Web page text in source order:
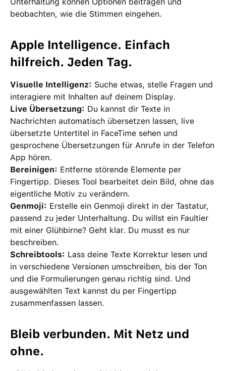
beobachten, wie die Stimmen eingehen.
Apple Intelligence. Einfach
hilfreich. Jeden Tag.
Visuelle Intelligenz: Suche etwas, stelle Fragen und
interagiere mit Inhalten auf deinem Display.
Live Übersetzung: Du kannst dir Texte in
Nachrichten automatisch übersetzen lassen, live
übersetzte Untertitel in FaceTime sehen und
gesprochene Übersetzungen für Anrufe in der Telefon
App hören.
Bereinigen: Entferne störende Elemente per
Fingertipp. Dieses Tool bearbeitet dein Bild, ohne das
eigentliche Motiv zu verändern.
Genmoji: Erstelle ein Genmoji direkt in der Tastatur,
passend zu jeder Unterhaltung. Du willst ein Faultier
mit einer Glühbirne? Geht klar. Du musst es nur
beschreiben.
Schreibtools: Lass deine Texte Korrektur lesen und
in verschiedene Versionen umschreiben, bis der Ton
und die Formulierungen genau richtig sind. Und
ausgewählten Text kannst du per Fingertipp
zusammenfassen lassen.
Bleib verbunden. Mit Netz und
ohne.